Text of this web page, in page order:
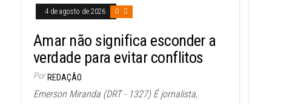
4 de agosto de 2026 0
Amar não significa esconder a
verdade para evitar conflitos
Por REDAÇÃO
Emerson Miranda (DRT - 1327) É jornalista,